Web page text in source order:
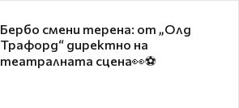
Бербо смени терена: от „Олд
Трафорд“ директно на
театралната сцена👀⚽